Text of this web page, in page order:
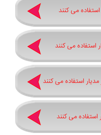
می کنند
استفاده می کنند
استفاده می کنند
می کنند